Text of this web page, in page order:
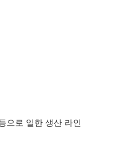
으로 일한 생산 라인